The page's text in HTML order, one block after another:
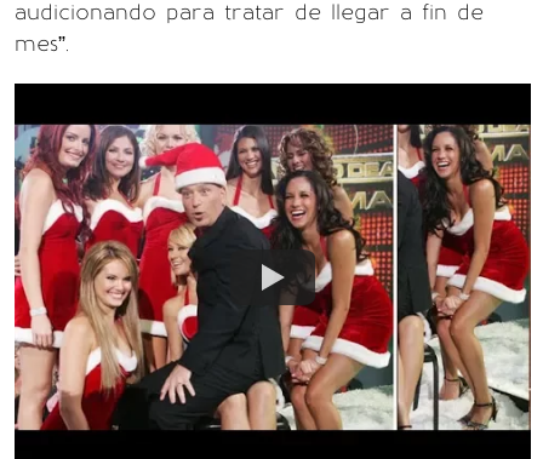
audicionando para tratar de llegar a fin de
mes”.